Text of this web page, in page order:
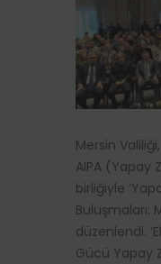
Mersin
AIPA (Yapay
birliğiyle
Buluşmaları:
düzenlendi.
Gücü Yapay